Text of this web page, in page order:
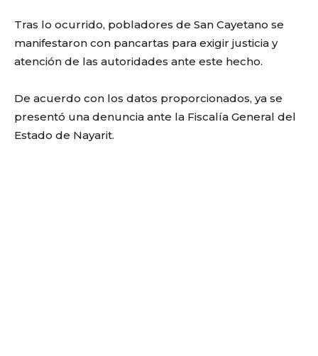
Tras lo ocurrido, pobladores de San Cayetano se
manifestaron con pancartas para exigir justicia y
atención de las autoridades ante este hecho.
De acuerdo con los datos proporcionados, ya se
presentó una denuncia ante la Fiscalía General del
Estado de Nayarit.